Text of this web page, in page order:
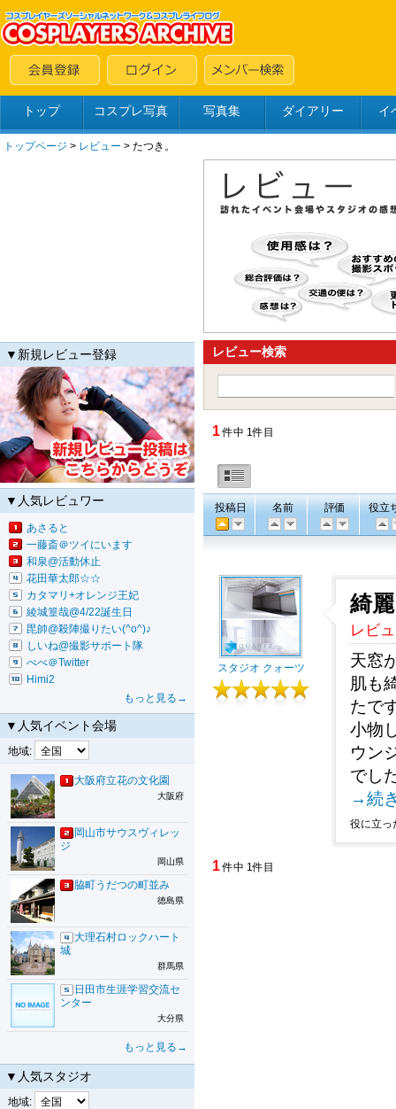
トップ コスプレ写真 写真集 ダイアリー イ
トップページ > レビュー > たつき。
▼新規レビュー登録
▼人気レビュワー
あさると
一藤斎＠ツイにいます
和泉@活動休止
花田華太郎☆☆
カタマリ+オレンジ王妃
綾城篁哉@4/22誕生日
毘帥@殺陣撮りたい(^o^)♪
しいね@撮影サポート隊
ぺぺ＠Twitter
Himi2
もっと見る→
▼人気イベント会場
地域:
大阪府立花の文化園
大阪府
岡山市サウスヴィレッ
ジ
岡山県
脇町うだつの町並み
徳島県
大理石村ロックハート
城
群馬県
日田市生涯学習交流セ
ンター
大分県
もっと見る→
▼人気スタジオ
地域:
レビュー検索
1件中 1件目
投稿日 名前 評価 役立
スタジオ クォーツ
綺
レビ
天窓
肌も
たで
小物
ウン
でし
→続
役に立っ
1件中 1件目